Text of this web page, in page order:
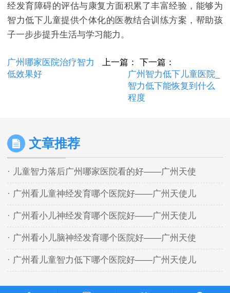
经发育障碍的评估与康复方面积累了丰富经验，能够为
智力低下儿童提供个体化的医教结合训练方案，帮助孩
子一步步提升生活与学习能力。
上一篇：
广州哪家医院治疗智力
低效果好
下一篇：
广州智力低下儿童医院_
智力低下能恢复到什么
程度
文章推荐
· 儿童智力落后广州哪家医院看的好——广州天使
· 广州看儿童神经发育哪个医院好——广州天使儿
· 广州看小儿神经发育哪个医院好——广州天使儿
· 广州看小儿脑神经发育哪个医院好——广州天使
· 广州看儿童智力低下哪个医院好——广州天使儿